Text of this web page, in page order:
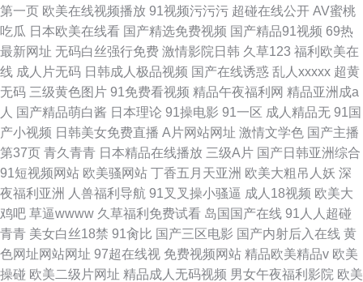
第一页 欧美在线视频播放 91视频污污污 超碰在线公开 AV蜜桃
吃瓜 日本欧美在线看 国产精选免费视频 国产精品91视频 69热
最新网址 无码白丝强行免费 激情影院日韩 久草123 福利欧美在
线 成人片无码 日韩成人极品视频 国产在线诱惑 乱人xxxxx 超黄
无码 三级黄色图片 91免费看视频 精品午夜福利网 精品亚洲成a
人 国产精品萌白酱 日本理论 91操电影 91一区 成人精品无 91国
产小视频 日韩美女免费直播 A片网站网址 激情文学色 国产主播
第37页 青久青青 日本精品在线播放 三级A片 国产日韩亚洲综合
91短视频网站 欧美骚网站 丁香五月天亚洲 欧美大粗吊人妖 深
夜福利亚洲
人兽福利导航 91叉叉操小骚逼 成人18视频 欧美大
鸡吧 草逼wwww 久草福利免费试看 岛国国产在线 91人人超碰
青青 美女白丝18禁 91肏比 国产三区电影 国产内射后入在线 黄
色网址网站网址 97超在线视 免费视频网站 精品欧美精品v 欧美
操碰 欧美二级片网址 精品成人无码视频 男女午夜福利影院 欧美